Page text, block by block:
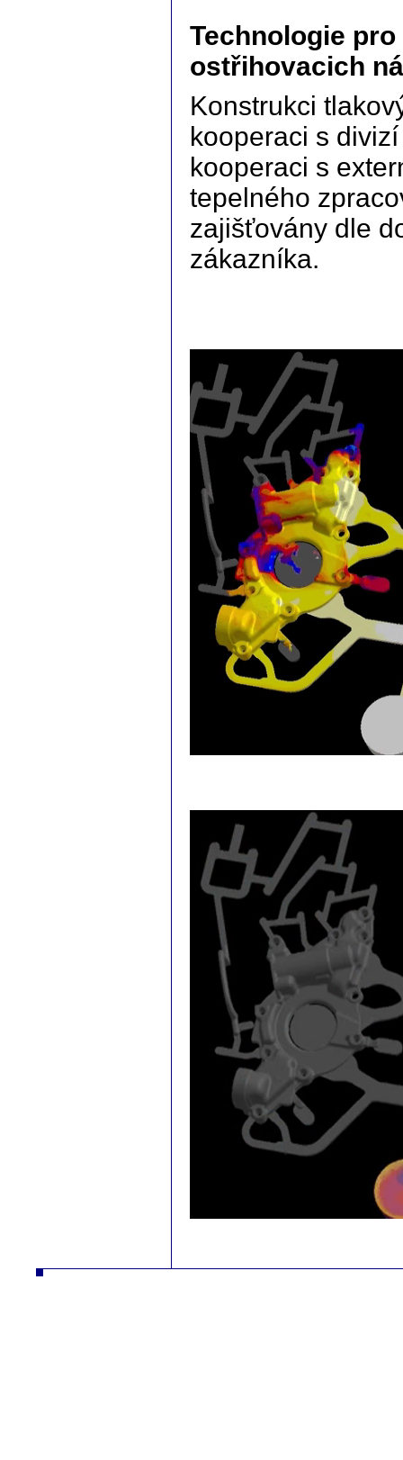
Technologie
ostřihovacich
Konstrukci
kooperaci s
kooperaci s
tepelného
zajišťovány dle
zákazníka.